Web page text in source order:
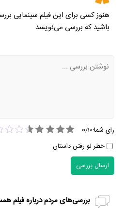
هنوز کسی برای این فیلم سینمایی
باشید که بررسی می‌نویسد
رای شما: 0/10
خطر لو رفتن داستان
ارسال بررسی
بررسی‌های مردم درباره فیلم